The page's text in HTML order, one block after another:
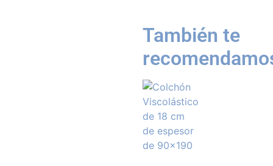
También te